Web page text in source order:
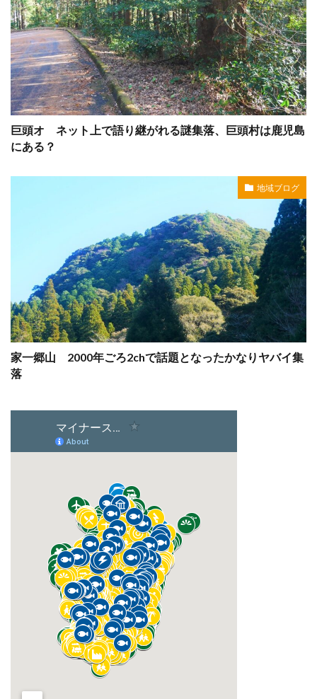
巨頭オ ネット上で語り継がれる謎集落、巨頭村は鹿児島
にある？
地域ブログ
家一郷山 2000年ごろ2chで話題となったかなりヤバイ集
落